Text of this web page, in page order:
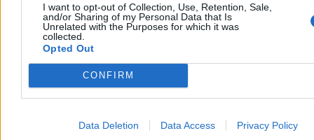
I want to opt-out of Collection, Use, Retention, Sale,
and/or Sharing of my Personal Data that Is
Unrelated with the Purposes for which it was
collected.
Opted Out
CONFIRM
Data Deletion Data Access Privacy Policy
Piotr Białczyk
Dzisiaj 10:45
3 min
Reklama